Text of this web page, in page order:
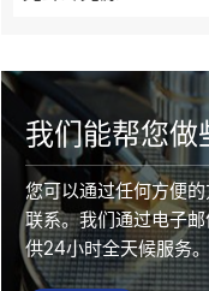
我们能帮您做
您可以通过任何方便
联系。我们通过电子
供24小时全天候服务。